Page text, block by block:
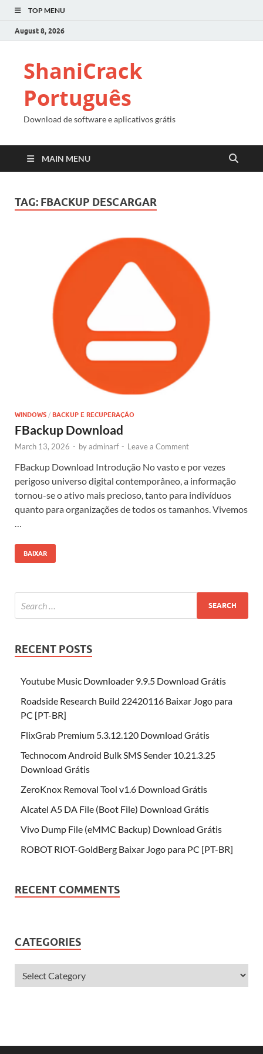
TOP MENU
August 8, 2026
ShaniCrack
Português
Download de software e aplicativos grátis
MAIN MENU
TAG: FBACKUP DESCARGAR
WINDOWS / BACKUP E RECUPERAÇÃO
FBackup Download
March 13, 2026 - byadminarf - Leave a Comment
FBackup Download Introdução No vasto e por vezes
perigoso universo digital contemporâneo, a informação
tornou-se o ativo mais precioso, tanto para indivíduos
quanto para organizações de todos os tamanhos. Vivemos
…
BAIXAR
RECENT POSTS
Youtube Music Downloader 9.9.5 Download Grátis
Roadside Research Build 22420116 Baixar Jogo para
PC [PT-BR]
FlixGrab Premium 5.3.12.120 Download Grátis
Technocom Android Bulk SMS Sender 10.21.3.25
Download Grátis
ZeroKnox Removal Tool v1.6 Download Grátis
Alcatel A5 DA File (Boot File) Download Grátis
Vivo Dump File (eMMC Backup) Download Grátis
ROBOT RIOT-GoldBerg Baixar Jogo para PC [PT-BR]
RECENT COMMENTS
CATEGORIES